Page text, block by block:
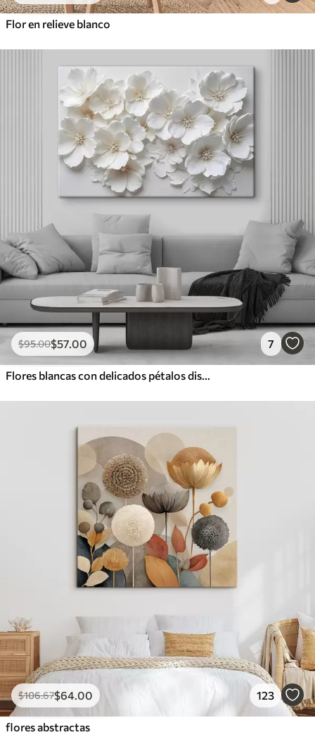
Flor en relieve blanco
$95.00$57.00 7
Flores blancas con delicados pétalos dispuestos en un hermoso patrón floral sobre un fondo claro
$106.67$64.00 123
flores abstractas